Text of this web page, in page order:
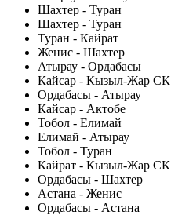
Шахтер - Туран
Шахтер - Туран
Туран - Кайрат
Женис - Шахтер
Атырау - Ордабасы
Кайсар - Кызыл-Жар СК
Ордабасы - Атырау
Кайсар - Актобе
Тобол - Елимай
Елимай - Атырау
Тобол - Туран
Кайрат - Кызыл-Жар СК
Ордабасы - Шахтер
Астана - Женис
Ордабасы - Астана